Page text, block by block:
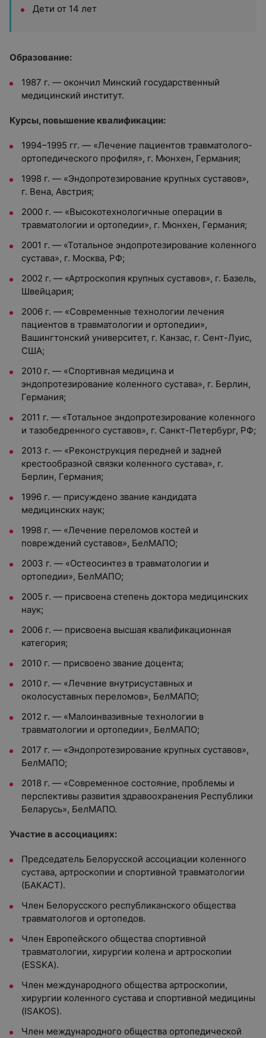
Дети от 14 лет
Образование:
1987 г. — окончил Минский государственный
медицинский институт.
Курсы, повышение квалификации:
1994–1995 гг. — «Лечение пациентов травматолого-
ортопедического профиля», г. Мюнхен, Германия;
1998 г. — «Эндопротезирование крупных суставов»,
г. Вена, Австрия;
2000 г. — «Высокотехнологичные операции в
травматологии и ортопедии», г. Мюнхен, Германия;
2001 г. — «Тотальное эндопротезирование коленного
сустава», г. Москва, РФ;
2002 г. — «Артроскопия крупных суставов», г. Базель,
Швейцария;
2006 г. — «Современные технологии лечения
пациентов в травматологии и ортопедии»,
Вашингтонский университет, г. Канзас, г. Сент-Луис,
США;
2010 г. — «Спортивная медицина и
эндопротезирование коленного сустава», г. Берлин,
Германия;
2011 г. — «Тотальное эндопротезирование коленного
и тазобедренного суставов», г. Санкт-Петербург, РФ;
2013 г. — «Реконструкция передней и задней
крестообразной связки коленного сустава», г.
Берлин, Германия;
1996 г. — присуждено звание кандидата
медицинских наук;
1998 г. — «Лечение переломов костей и
повреждений суставов», БелМАПО;
2003 г. — «Остеосинтез в травматологии и
ортопедии», БелМАПО;
2005 г. — присвоена степень доктора медицинских
наук;
2006 г. — присвоена высшая квалификационная
категория;
2010 г. — присвоено звание доцента;
2010 г. — «Лечение внутрисуставных и
околосуставных переломов», БелМАПО;
2012 г. — «Малоинвазивные технологии в
травматологии и ортопедии», БелМАПО;
2017 г. — «Эндопротезирование крупных суставов»,
БелМАПО;
2018 г. — «Современное состояние, проблемы и
перспективы развития здравоохранения Республики
Беларусь», БелМАПО.
Участие в ассоциациях:
Председатель Белорусской ассоциации коленного
сустава, артроскопии и спортивной травматологии
(БАКАСТ).
Член Белорусского республиканского общества
травматологов и ортопедов.
Член Европейского общества спортивной
травматологии, хирургии колена и артроскопии
(ESSKA).
Член международного общества артроскопии,
хирургии коленного сустава и спортивной медицины
(ISAKOS).
Член международного общества ортопедической